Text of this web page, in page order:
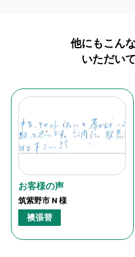
他にもこん
いただい
お客様の声
筑紫野市 N 様
襖張替